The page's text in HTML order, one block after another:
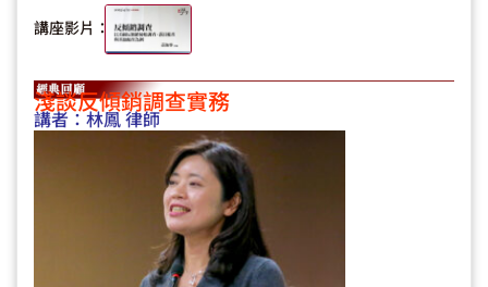
講座影片：
淺談反傾銷調查實務
講者：林鳳 律師